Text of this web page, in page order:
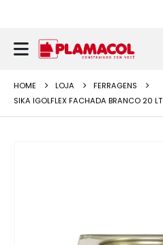
HOME LOJA
FERRAGENS
SIKA IGOLFLEX FACHADA BRANCO 20 LT